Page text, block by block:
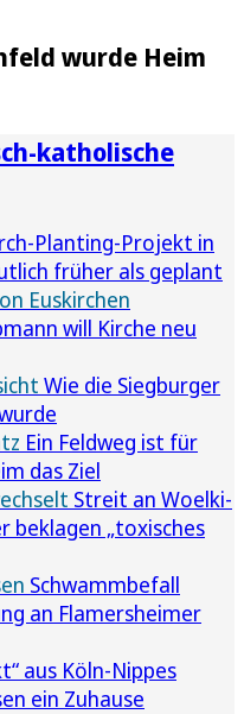
wurde Heim
katholische
Planting-Projekt in
früher als geplant
Euskirchen
will Kirche neu
Wie die Siegburger
Ein Feldweg ist für
das Ziel
Streit an Woelki-
beklagen „toxisches
Schwammbefall
an Flamersheimer
aus Köln-Nippes
ein Zuhause